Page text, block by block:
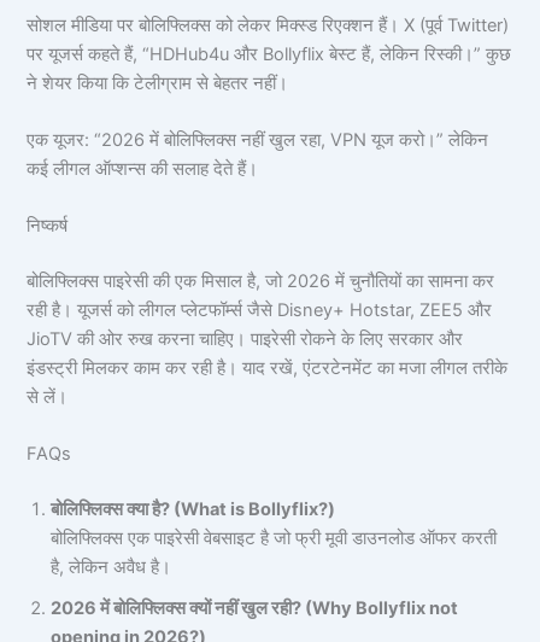
सोशल मीडिया पर बोलिफ्लिक्स को लेकर मिक्स्ड रिएक्शन हैं। X (पूर्व Twitter)
पर यूजर्स कहते हैं, “HDHub4u और Bollyflix बेस्ट हैं, लेकिन रिस्की।” कुछ
ने शेयर किया कि टेलीग्राम से बेहतर नहीं।
एक यूजर: “2026 में बोलिफ्लिक्स नहीं खुल रहा, VPN यूज करो।” लेकिन
कई लीगल ऑप्शन्स की सलाह देते हैं।
निष्कर्ष
बोलिफ्लिक्स पाइरेसी की एक मिसाल है, जो 2026 में चुनौतियों का सामना कर
रही है। यूजर्स को लीगल प्लेटफॉर्म्स जैसे Disney+ Hotstar, ZEE5 और
JioTV की ओर रुख करना चाहिए। पाइरेसी रोकने के लिए सरकार और
इंडस्ट्री मिलकर काम कर रही है। याद रखें, एंटरटेनमेंट का मजा लीगल तरीके
से लें।
FAQs
बोलिफ्लिक्स क्या है? (What is Bollyflix?)
बोलिफ्लिक्स एक पाइरेसी वेबसाइट है जो फ्री मूवी डाउनलोड ऑफर करती
है, लेकिन अवैध है।
2026 में बोलिफ्लिक्स क्यों नहीं खुल रही? (Why Bollyflix not
opening in 2026?)